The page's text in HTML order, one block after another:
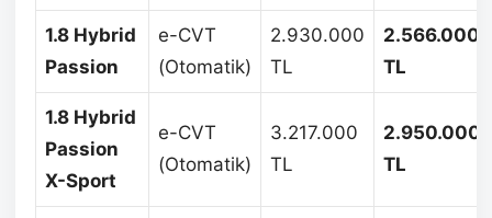
1.8 Hybrid
Passion
e-CVT
(Otomatik)
2.930.000
TL
2.566.000
TL
1.8 Hybrid
Passion
X-Sport
e-CVT
(Otomatik)
3.217.000
TL
2.950.000
TL